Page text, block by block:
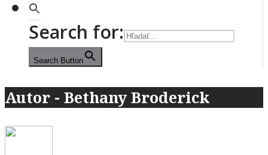
Search for:
Search Button
Autor - Bethany Broderick